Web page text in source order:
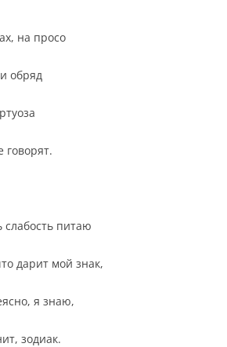
на просо
обряд
говорят.
слабость питаю
дарит мой знак,
я знаю,
зодиак.